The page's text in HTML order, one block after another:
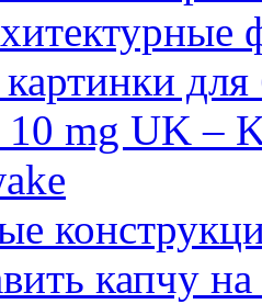
картинки
mg UK –
капчу